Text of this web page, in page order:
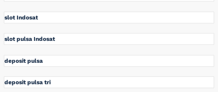
slot Indosat
slot pulsa Indosat
deposit pulsa
deposit pulsa tri